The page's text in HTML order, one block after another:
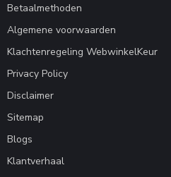
Betaalmethoden
Algemene voorwaarden
Klachtenregeling WebwinkelKeur
Privacy Policy
Disclaimer
Sitemap
Blogs
Klantverhaal